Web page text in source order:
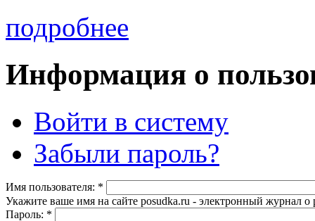
подробнее
Информация о
Войти в систему
Забыли пароль?
Имя пользователя: *
Укажите ваше имя на сайте posudka.ru - электронный журнал
Пароль: *